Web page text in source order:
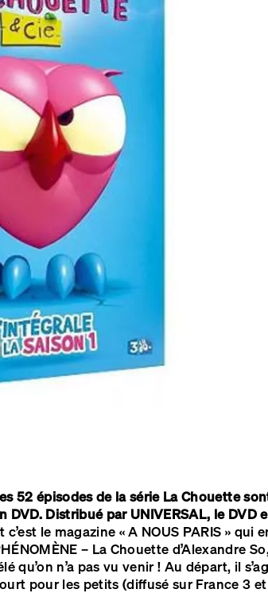
52 épisodes de la série La Chouette
DVD. Distribué par UNIVERSAL, le DVD
c’est le magazine « A NOUS PARIS » qui
– La Chouette d’Alexandre
qu’on n’a pas vu venir ! Au départ, il
pour les petits (diffusé sur France 3